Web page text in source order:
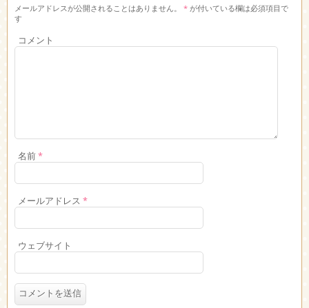
メールアドレスが公開されることはありません。 * が付いている欄は必須項目で
す
コメント
名前*
メールアドレス *
ウェブサイト